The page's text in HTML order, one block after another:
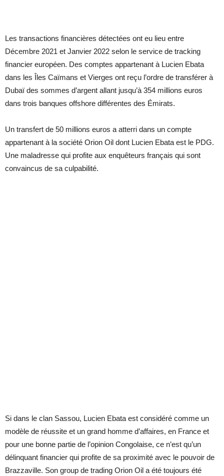
Les transactions financières détectées ont eu lieu entre
Décembre 2021 et Janvier 2022 selon le service de tracking
financier européen. Des comptes appartenant à Lucien Ebata
dans les Îles Caïmans et Vierges ont reçu l’ordre de transférer à
Dubaï des sommes d’argent allant jusqu’à 354 millions euros
dans trois banques offshore différentes des Émirats.
Un transfert de 50 millions euros a atterri dans un compte
appartenant à la société Orion Oil dont Lucien Ebata est le PDG.
Une maladresse qui profite aux enquêteurs français qui sont
convaincus de sa culpabilité.
Si dans le clan Sassou, Lucien Ebata est considéré comme un
modèle de réussite et un grand homme d’affaires, en France et
pour une bonne partie de l’opinion Congolaise, ce n’est qu’un
délinquant financier qui profite de sa proximité avec le pouvoir de
Brazzaville. Son group de trading Orion Oil a été toujours été